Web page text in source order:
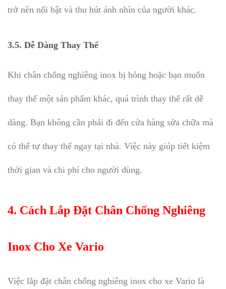
trở nên nổi bật và thu hút ánh nhìn của người khác.
3.5. Dễ Dàng Thay Thế
Khi chân chống nghiêng inox bị hỏng hoặc bạn muốn
thay thế một sản phẩm khác, quá trình thay thế rất dễ
dàng. Bạn không cần phải đi đến cửa hàng sửa chữa mà
có thể tự thay thế ngay tại nhà. Việc này giúp tiết kiệm
thời gian và chi phí cho người dùng.
4. Cách Lắp Đặt Chân Chống Nghiêng
Inox Cho Xe Vario
Việc lắp đặt chân chống nghiêng inox cho xe Vario là